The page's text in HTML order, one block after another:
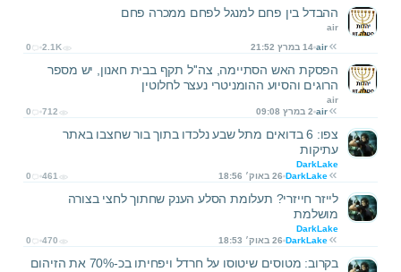
ההבדל בין פחם למנגל לפחם ממכרה פחם
air
air 14 במרץ 21:52 0 2.1K
הפסקת האש הסתיימה, צה''ל תקף בבית חאנון, יש מספר
הרוגים והסיוע ההומניטרי נעצר לחלוטין
air
air 2 במרץ 09:08 0 712
צפו: 6 בדואים מתל שבע נלכדו בתוך בור שחצבו באתר
עתיקות
DarkLake
DarkLake 26 באוק׳ 18:56 0 461
לייזר חייזרי? תעלומת הסלע הענק שחתוך לחצי בצורה
מושלמת
DarkLake
DarkLake 26 באוק׳ 18:53 0 470
בקרוב: מטוסים שיטוסו על חרדל ויפחיתו בכ-70% את הזיהום